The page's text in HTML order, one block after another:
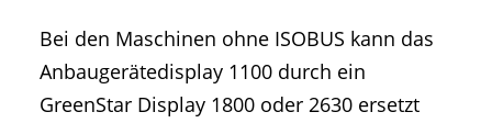
Bei den Maschinen ohne ISOBUS kann das
Anbaugerätedisplay 1100 durch ein
GreenStar Display 1800 oder 2630 ersetzt